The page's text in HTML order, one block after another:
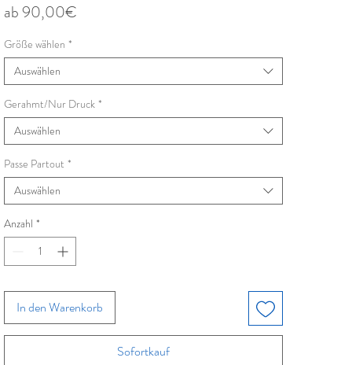
ab90,00€
Größe wählen *
Auswählen
Gerahmt/Nur Druck *
Auswählen
Passe Partout *
Auswählen
Anzahl *
In den Warenkorb
Sofortkauf